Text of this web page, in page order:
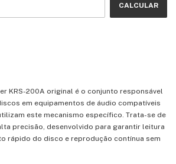
CALCULAR
KRS-200A original é o conjunto responsável
em equipamentos de áudio compatíveis
este mecanismo específico. Trata-se de
precisão, desenvolvido para garantir leitura
rápido do disco e reprodução contínua sem